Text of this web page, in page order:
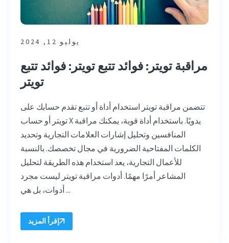
يوليو 12, 2024
مراقبة تويتر: فوائد تتبع تويتر: فوائد تتبع
تويتر
تتضمن مراقبة تويتر استخدام أداة أو تتبع تقدم حسابك على
تويتر أو حساب X يدويًا. باستخدام أداة قوية، يمكنك مراقبة
المنافسين وتحليل إشارات العلامات التجارية وتحديد
الكلمات المفتاحية الضرورية في مجال تخصصك. بالنسبة
للأعمال التجارية، يعد استخدام هذه الطريقة لتحليل
المشاعر أمرًا مهمًا. أدوات مراقبة تويتر ليست مجرد
أدوات، بل هي ...
إقرأ المزيد